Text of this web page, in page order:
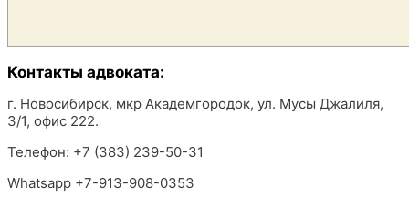
Контакты адвоката:
г. Новосибирск, мкр Академгородок, ул. Мусы Джалиля,
3/1, офис 222.
Телефон: +7 (383) 239-50-31
Whatsapp +7-913-908-0353